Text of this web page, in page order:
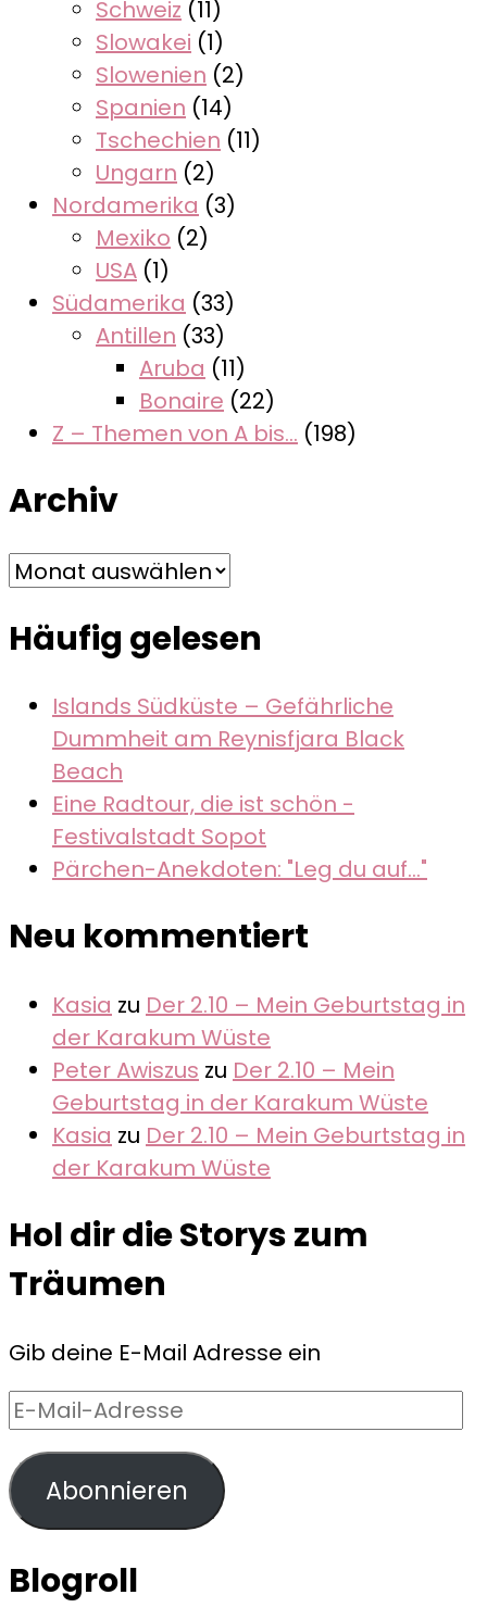
Schweiz (11)
Slowakei (1)
Slowenien (2)
Spanien (14)
Tschechien (11)
Ungarn (2)
Nordamerika (3)
Mexiko (2)
USA (1)
Südamerika (33)
Antillen (33)
Aruba (11)
Bonaire (22)
Z – Themen von A bis… (198)
Archiv
Archiv
Häufig gelesen
Islands Südküste – Gefährliche
Dummheit am Reynisfjara Black
Beach
Eine Radtour, die ist schön -
Festivalstadt Sopot
Pärchen-Anekdoten: "Leg du auf..."
Neu kommentiert
Kasia zu Der 2.10 – Mein Geburtstag in
der Karakum Wüste
Peter Awiszus zu Der 2.10 – Mein
Geburtstag in der Karakum Wüste
Kasia zu Der 2.10 – Mein Geburtstag in
der Karakum Wüste
Hol dir die Storys zum
Träumen
Gib deine E-Mail Adresse ein
E-
Mail-
Adresse
Abonnieren
Blogroll